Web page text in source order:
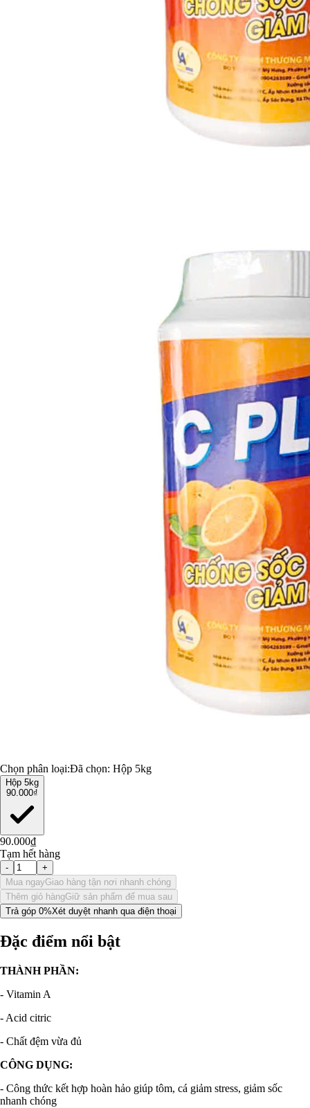
Chọn phân loại:Đã chọn: Hộp 5kg
Hộp 5kg
90.000₫
90.000₫
Tạm hết hàng
-
+
Mua ngayGiao hàng tận nơi nhanh chóng
Thêm giỏ hàngGiữ sản phẩm để mua sau
Trả góp 0%Xét duyệt nhanh qua điện thoại
Đặc điểm nổi bật
THÀNH PHẦN:
- Vitamin A
- Acid citric
- Chất đệm vừa đủ
CÔNG DỤNG:
- Công thức kết hợp hoàn hảo giúp tôm, cá giảm stress, giảm sốc
nhanh chóng